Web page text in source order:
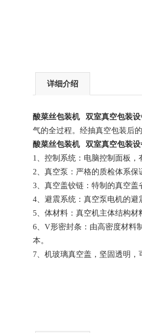
详细介绍
酸菜丝包装机 双室真空包装设
气的全过程。经抽真空包装后
酸菜丝包装机 双室真空包装设
1、控制系统：电脑控制面
2、真空泵：严格的质检体
3、真空盖铰链：特制的真空
4、避震系统：真空泵电机
5、体材料：真空机主体结构
6、V形密封条：由高密度材料
本。
7、机玻璃真空盖，坚固透明